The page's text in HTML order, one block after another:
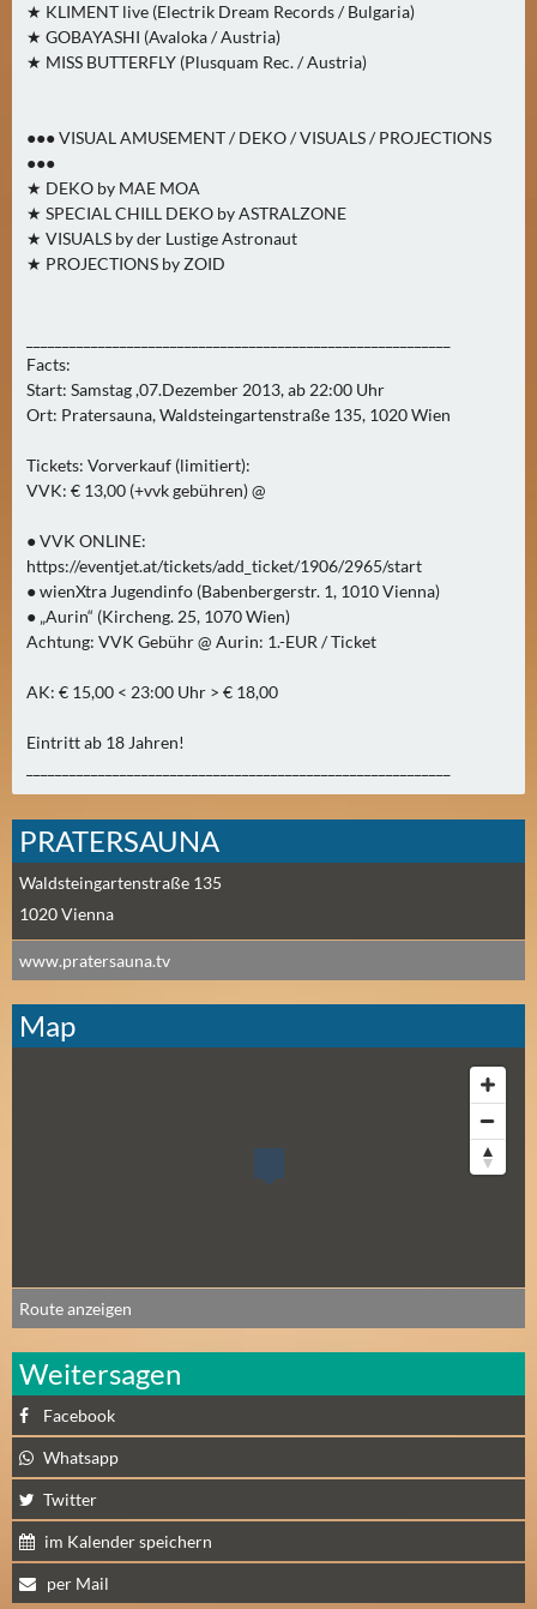
A
U
S
T
(
1
7
E
P
T
E
M
E
R
(
0
)
★ KLIMENT live (Electrik Dream Records / Bulgaria)
★ GOBAYASHI (Avaloka / Austria)
★ MISS BUTTERFLY (Plusquam Rec. / Austria)
●●● VISUAL AMUSEMENT / DEKO / VISUALS / PROJECTIONS
●●●
★ DEKO by MAE MOA
★ SPECIAL CHILL DEKO by ASTRALZONE
★ VISUALS by der Lustige Astronaut
★ PROJECTIONS by ZOID
Facts:
Start: Samstag ,07.Dezember 2013, ab 22:00 Uhr
Ort: Pratersauna, Waldsteingartenstraße 135, 1020 Wien
Tickets: Vorverkauf (limitiert):
VVK: € 13,00 (+vvk gebühren) @
● VVK ONLINE:
https://eventjet.at/tickets/add_ticket/1906/2965/start
● wienXtra Jugendinfo (Babenbergerstr. 1, 1010 Vienna)
● „Aurin“ (Kircheng. 25, 1070 Wien)
Achtung: VVK Gebühr @ Aurin: 1.-EUR / Ticket
AK: € 15,00 < 23:00 Uhr > € 18,00
Eintritt ab 18 Jahren!
PRATERSAUNA
Waldsteingartenstraße 135
1020Vienna
www.pratersauna.tv
Map
Route anzeigen
Weitersagen
Facebook
Whatsapp
Twitter
im Kalender speichern
per Mail